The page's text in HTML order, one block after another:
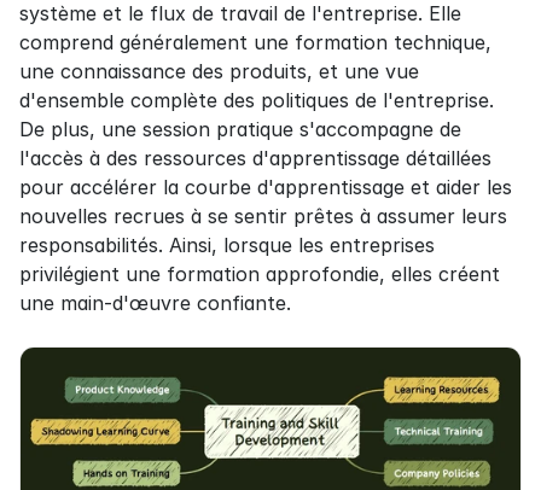
système et le flux de travail de l'entreprise. Elle
comprend généralement une formation technique,
une connaissance des produits, et une vue
d'ensemble complète des politiques de l'entreprise.
De plus, une session pratique s'accompagne de
l'accès à des ressources d'apprentissage détaillées
pour accélérer la courbe d'apprentissage et aider les
nouvelles recrues à se sentir prêtes à assumer leurs
responsabilités. Ainsi, lorsque les entreprises
privilégient une formation approfondie, elles créent
une main-d'œuvre confiante.